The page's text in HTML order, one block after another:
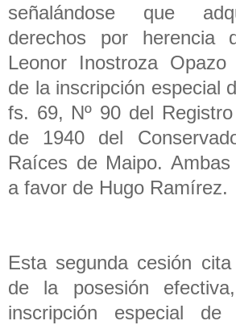
señalándose que
derechos por herencia
Leonor Inostroza
de la inscripción especial
fs. 69, Nº 90 del
de 1940 del
Raíces de Maipo.
a favor de Hugo Ramírez.
Esta segunda cesión
de la posesión
inscripción especial de